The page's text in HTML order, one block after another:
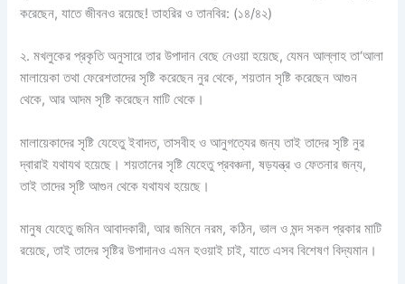
করেছেন, যাতে জীবনও রয়েছে! তাহরির ও তানবির: (১৪/৪২)
২. মখলুকের প্রকৃতি অনুসারে তার উপাদান বেছে নেওয়া হয়েছে, যেমন আল্লাহ তা‘আলা
মালায়েকা তথা ফেরেশতাদের সৃষ্টি করেছেন নুর থেকে, শয়তান সৃষ্টি করেছেন আগুন
থেকে, আর আদম সৃষ্টি করেছেন মাটি থেকে।
মালায়েকাদের সৃষ্টি যেহেতু ইবাদত, তাসবীহ ও আনুগত্যের জন্য তাই তাদের সৃষ্টি নুর
দ্বারাই যথাযথ হয়েছে। শয়তানের সৃষ্টি যেহেতু প্রবঞ্চনা, ষড়যন্ত্র ও ফেতনার জন্য,
তাই তাদের সৃষ্টি আগুন থেকে যথাযথ হয়েছে।
মানুষ যেহেতু জমিন আবাদকারী, আর জমিনে নরম, কঠিন, ভাল ও মন্দ সকল প্রকার মাটি
রয়েছে, তাই তাদের সৃষ্টির উপাদানও এমন হওয়াই চাই, যাতে এসব বিশেষণ বিদ্যমান।